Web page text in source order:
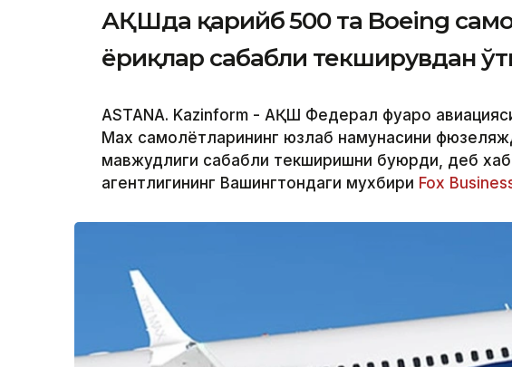
АҚШда қарийб 500 та Boeing
ёриқлар сабабли текширувдан
ASTANA. Kazinform - АҚШ Федерал фуқаро
Max самолётларининг юзлаб намунасини
мавжудлиги сабабли текширишни буюрди, деб
агентлигининг Вашингтондаги мухбири Fox